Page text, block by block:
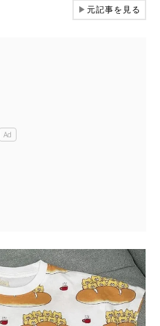
▶元記事を見る